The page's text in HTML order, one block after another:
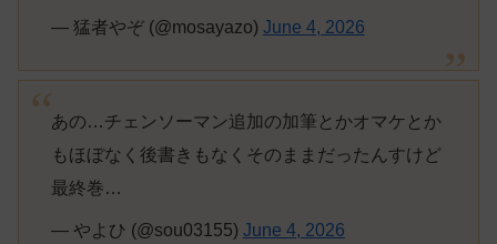
— 猛者やぞ (@mosayazo) June 4, 2026
あの…チェンソーマン追加の加筆とかオマケとか
もほぼなく後書きもなくそのままだったんすけど
最終巻…
— やよひ (@sou03155) June 4, 2026